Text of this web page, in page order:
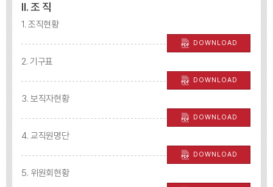
Ⅱ. 조 직
1. 조직현황
DOWNLOAD
2. 기구표
DOWNLOAD
3. 보직자현황
DOWNLOAD
4. 교직원명단
DOWNLOAD
5. 위원회현황